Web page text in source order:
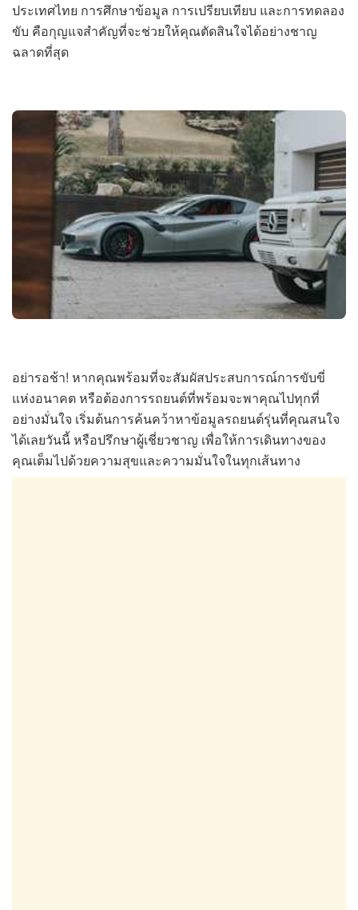
ประเทศไทย การศึกษาข้อมูล การเปรียบเทียบ และการทดลอง
ขับ คือกุญแจสำคัญที่จะช่วยให้คุณตัดสินใจได้อย่างชาญ
ฉลาดที่สุด
อย่ารอช้า! หากคุณพร้อมที่จะสัมผัสประสบการณ์การขับขี่
แห่งอนาคต หรือต้องการรถยนต์ที่พร้อมจะพาคุณไปทุกที่
อย่างมั่นใจ เริ่มต้นการค้นคว้าหาข้อมูลรถยนต์รุ่นที่คุณสนใจ
ได้เลยวันนี้ หรือปรึกษาผู้เชี่ยวชาญ เพื่อให้การเดินทางของ
คุณเต็มไปด้วยความสุขและความมั่นใจในทุกเส้นทาง